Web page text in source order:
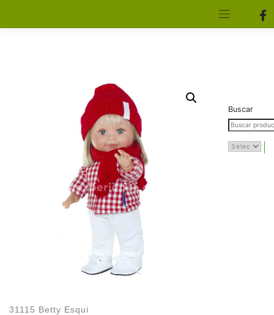
31115 Betty Esqui
Buscar